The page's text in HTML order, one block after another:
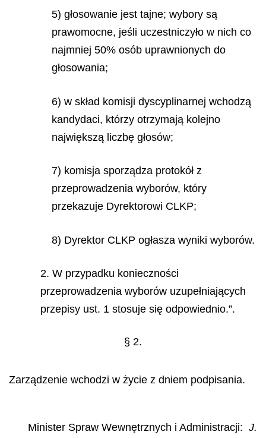
5) głosowanie jest tajne; wybory są
prawomocne, jeśli uczestniczyło w nich co
najmniej 50% osób uprawnionych do
głosowania;
6) w skład komisji dyscyplinarnej wchodzą
kandydaci, którzy otrzymają kolejno
największą liczbę głosów;
7) komisja sporządza protokół z
przeprowadzenia wyborów, który
przekazuje Dyrektorowi CLKP;
8) Dyrektor CLKP ogłasza wyniki wyborów.
2. W przypadku konieczności
przeprowadzenia wyborów uzupełniających
przepisy ust. 1 stosuje się odpowiednio.”.
§ 2.
Zarządzenie wchodzi w życie z dniem podpisania.
Minister Spraw Wewnętrznych i Administracji: J.